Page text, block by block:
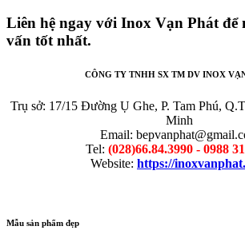
Liên hệ ngay với Inox Vạn Phát để
vấn tốt nhất.
CÔNG TY TNHH SX TM DV INOX
Trụ sở: 17/15 Đường Ụ Ghe, P. Tam Phú,
Minh
Email:
Tel: (028)66.84.3990 - 0988
Website: https://
Mẫu sản phẩm đẹp